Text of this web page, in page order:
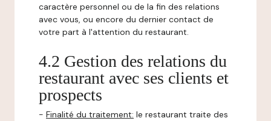
caractère personnel ou de la fin des relations
avec vous, ou encore du dernier contact de
votre part à l'attention du restaurant.
4.2 Gestion des relations du
restaurant avec ses clients et
prospects
- Finalité du traitement: le restaurant traite des